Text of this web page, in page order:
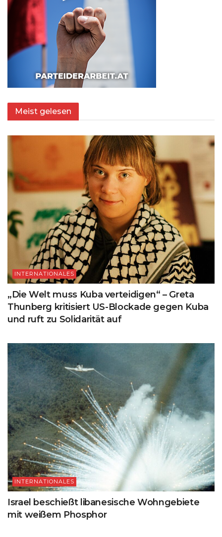
Meist gelesen
INTERNATIONALES
„Die Welt muss Kuba verteidigen“ – Greta
Thunberg kritisiert US-Blockade gegen Kuba
und ruft zu Solidarität auf
INTERNATIONALES
Israel beschießt libanesische Wohngebiete
mit weißem Phosphor